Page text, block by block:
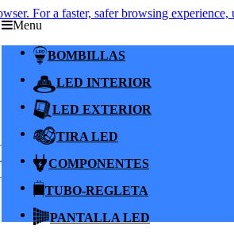
Menu
BOMBILLAS
LED INTERIOR
LED EXTERIOR
TIRA LED
COMPONENTES
TUBO-REGLETA
PANTALLA LED